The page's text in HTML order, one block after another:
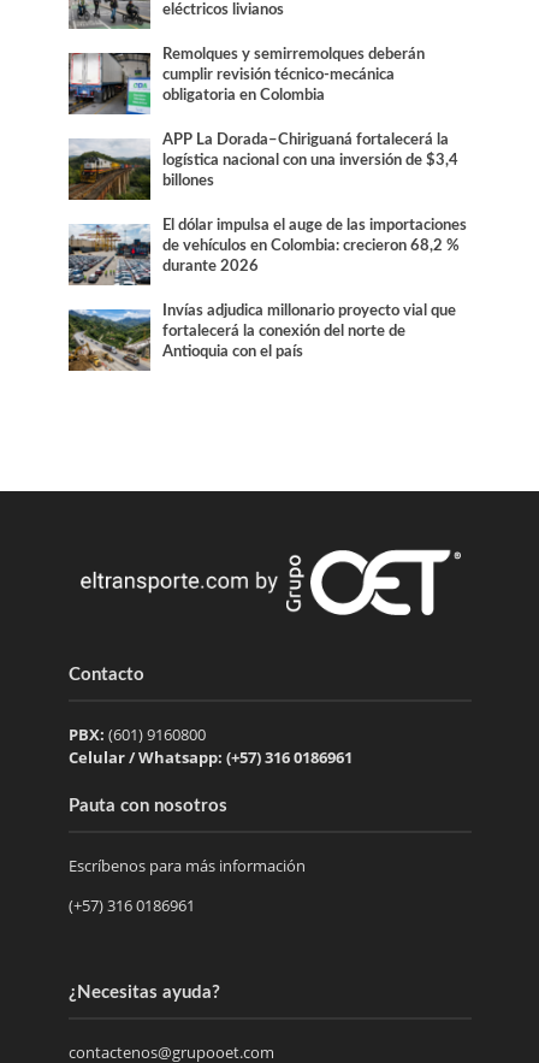
eléctricos livianos
Remolques y semirremolques deberán
cumplir revisión técnico-mecánica
obligatoria en Colombia
APP La Dorada–Chiriguaná fortalecerá la
logística nacional con una inversión de $3,4
billones
El dólar impulsa el auge de las importaciones
de vehículos en Colombia: crecieron 68,2 %
durante 2026
Invías adjudica millonario proyecto vial que
fortalecerá la conexión del norte de
Antioquia con el país
Contacto
PBX: (601) 9160800
Celular / Whatsapp: (+57) 316 0186961
Pauta con nosotros
Escríbenos para más información
(+57) 316 0186961
¿Necesitas ayuda?
contactenos@grupooet.com